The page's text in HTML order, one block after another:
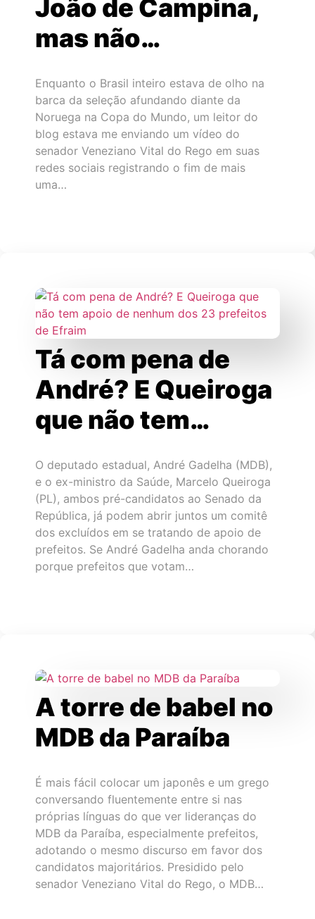
João de Campina,
mas não…
Enquanto o Brasil inteiro estava de olho na
barca da seleção afundando diante da
Noruega na Copa do Mundo, um leitor do
blog estava me enviando um vídeo do
senador Veneziano Vital do Rego em suas
redes sociais registrando o fim de mais
uma…
Tá com pena de
André? E Queiroga
que não tem…
O deputado estadual, André Gadelha (MDB),
e o ex-ministro da Saúde, Marcelo Queiroga
(PL), ambos pré-candidatos ao Senado da
República, já podem abrir juntos um comitê
dos excluídos em se tratando de apoio de
prefeitos. Se André Gadelha anda chorando
porque prefeitos que votam…
A torre de babel no
MDB da Paraíba
É mais fácil colocar um japonês e um grego
conversando fluentemente entre si nas
próprias línguas do que ver lideranças do
MDB da Paraíba, especialmente prefeitos,
adotando o mesmo discurso em favor dos
candidatos majoritários. Presidido pelo
senador Veneziano Vital do Rego, o MDB…